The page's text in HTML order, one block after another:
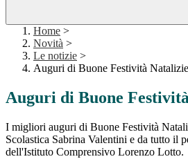
Home >
Novità >
Le notizie >
Auguri di Buone Festività Natalizie
Auguri di Buone
I migliori auguri di Buone Festività
Scolastica Sabrina Valentini e da tutto il
dell'Istituto Comprensivo Lorenzo Lotto.